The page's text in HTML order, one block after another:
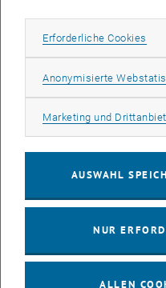
INFORMATIONSVERANSTALTUNG
Info Session Learning
INFORMATIONSVERANSTALTUNG
Erforderliche Cookies
Anonymisierte
Marketing und
AUSWAHL
NUR
ALLEN